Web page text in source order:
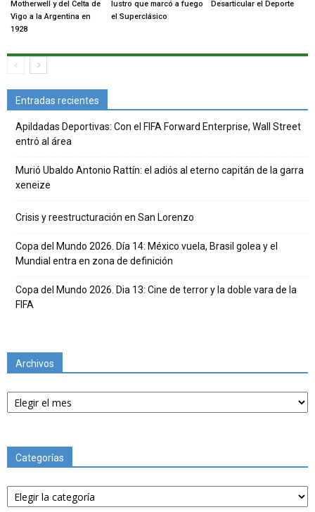
Motherwell y del Celta de
Vigo a la Argentina en
1928
lustro que marcó a fuego
el Superclásico
Desarticular el Deporte
Entradas recientes
Apildadas Deportivas: Con el FIFA Forward Enterprise, Wall Street
entró al área
Murió Ubaldo Antonio Rattín: el adiós al eterno capitán de la garra
xeneize
Crisis y reestructuración en San Lorenzo
Copa del Mundo 2026. Día 14: México vuela, Brasil golea y el
Mundial entra en zona de definición
Copa del Mundo 2026. Dia 13: Cine de terror y la doble vara de la
FIFA
Archivos
Archivos
Categorías
Categorías